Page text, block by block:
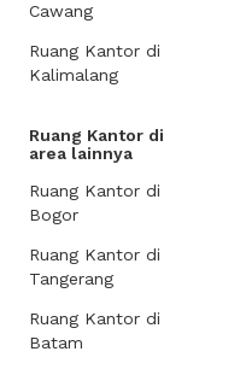
Cawang
Ruang Kantor di
Kalimalang
Ruang Kantor di
area lainnya
Ruang Kantor di
Bogor
Ruang Kantor di
Tangerang
Ruang Kantor di
Batam